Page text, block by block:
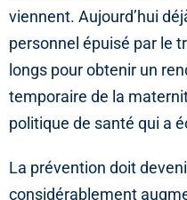
viennent. Aujourd’hui
personnel épuisé par le
longs pour obtenir un
temporaire de la
politique de santé qui a
La prévention doit
considérablement